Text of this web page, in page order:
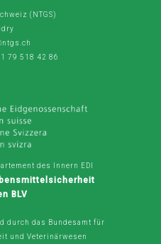
(NTGS)
79 518 42 86
des Innern EDI
BLV
durch das Bundesamt für
und Veterinärwesen